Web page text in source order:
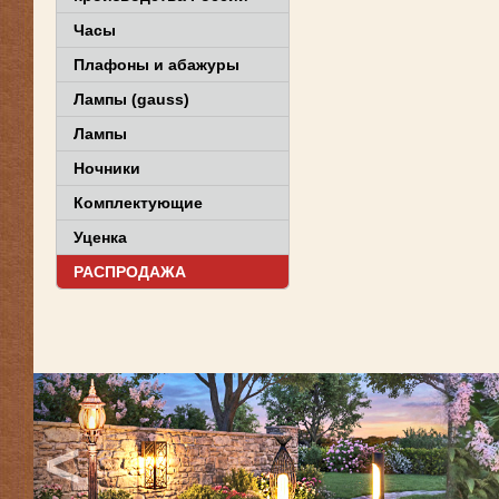
Часы
Плафоны и абажуры
Лампы (gauss)
Лампы
Ночники
Комплектующие
Уценка
РАСПРОДАЖА